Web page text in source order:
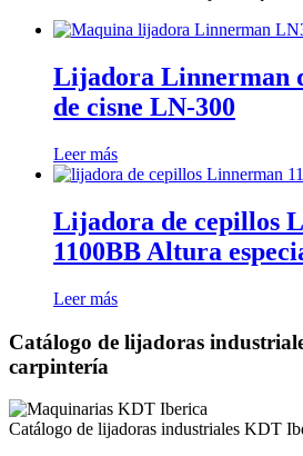
Lijadora Linnerman
de cisne LN-300
Leer más
Lijadora de cepillos
1100BB Altura
Leer más
Catálogo de lijadoras
carpintería
Catálogo de lijadoras industriales KDT